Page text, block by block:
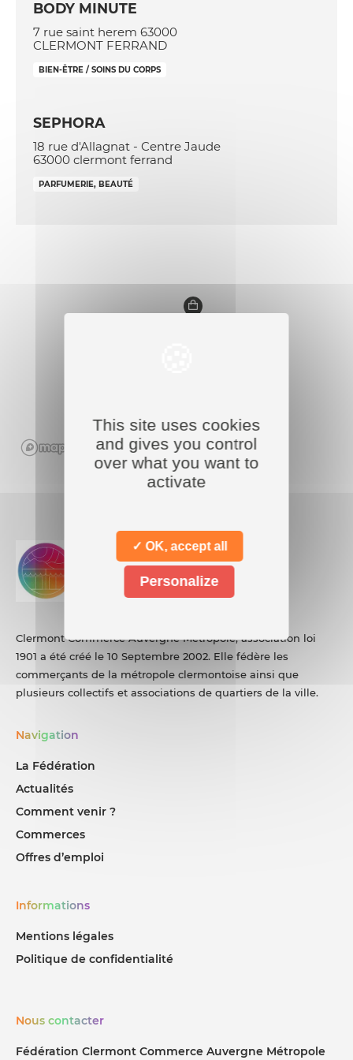
This site uses cookies
and gives you control
over what you want to
activate
✓ OK, accept all
Personalize
BODY MINUTE
7 rue saint herem 63000
CLERMONT FERRAND
BIEN-ÊTRE / SOINS DU CORPS
SEPHORA
18 rue d'Allagnat - Centre Jaude
63000 clermont ferrand
PARFUMERIE, BEAUTÉ
Clermont Commerce Auvergne Métropole, association loi
1901 a été créé le 10 Septembre 2002. Elle fédère les
commerçants de la métropole clermontoise ainsi que
plusieurs collectifs et associations de quartiers de la ville.
Navigation
La Fédération
Actualités
Comment venir ?
Commerces
Offres d’emploi
Informations
Mentions légales
Politique de confidentialité
Nous contacter
Fédération Clermont Commerce Auvergne Métropole